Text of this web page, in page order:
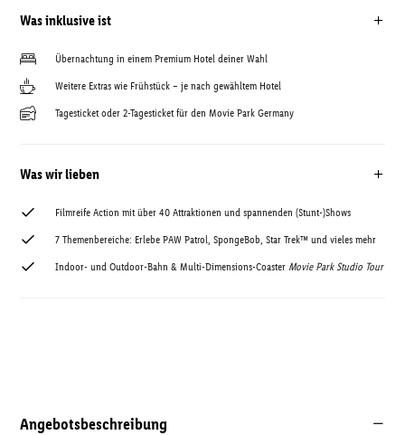
Was inklusive ist
Übernachtung in einem Premium Hotel deiner Wahl
Weitere Extras wie Frühstück – je nach gewähltem Hotel
Tagesticket oder 2-Tagesticket für den Movie Park Germany
Was wir lieben
Filmreife Action mit über 40 Attraktionen und spannenden (Stunt-)Shows
7 Themenbereiche: Erlebe PAW Patrol, SpongeBob, Star Trek™ und vieles mehr
Indoor- und Outdoor-Bahn & Multi-Dimensions-Coaster Movie Park Studio Tour
Angebotsbeschreibung